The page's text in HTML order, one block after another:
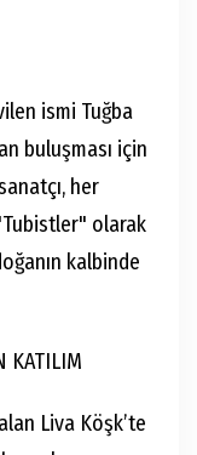
ismi Tuğba
buluşması için
her
olarak
kalbinde
KATILIM
Liva Köşk’te